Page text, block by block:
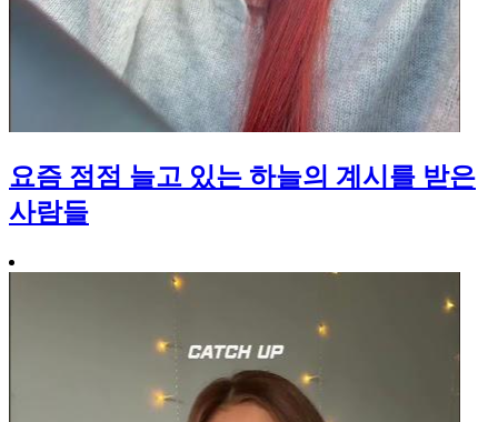
요즘 점점 늘고 있는 하늘의 계시를 받은
사람들